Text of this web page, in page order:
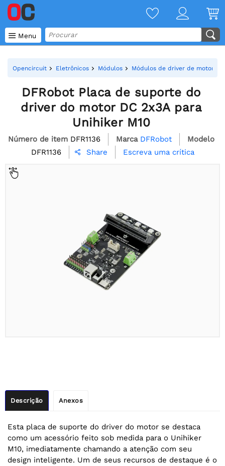
 Menu
Opencircuit Eletrônicos Módulos Módulos de driver de motor
DFRobot Placa de suporte do
driver do motor DC 2x3A para
Unihiker M10
Número de item DFR1136 Marca DFRobot
Modelo
DFR1136
 Share Escreva uma crítica
Descrição Anexos
Esta placa de suporte do driver do motor se destaca
como um acessório feito sob medida para o Unihiker
M10, imediatamente chamando a atenção com seu
design inteligente. Um de seus recursos de destaque é o